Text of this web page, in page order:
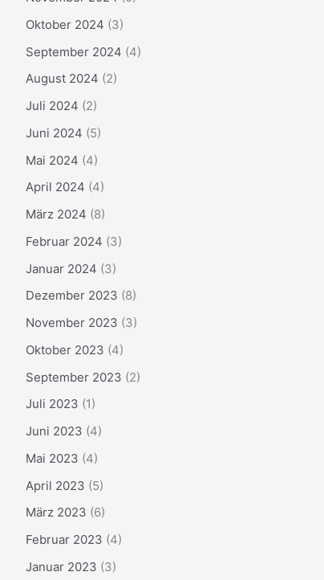
Oktober 2024 (3)
September 2024 (4)
August 2024 (2)
Juli 2024 (2)
Juni 2024 (5)
Mai 2024 (4)
April 2024 (4)
März 2024 (8)
Februar 2024 (3)
Januar 2024 (3)
Dezember 2023 (8)
November 2023 (3)
Oktober 2023 (4)
September 2023 (2)
Juli 2023 (1)
Juni 2023 (4)
Mai 2023 (4)
April 2023 (5)
März 2023 (6)
Februar 2023 (4)
Januar 2023 (3)